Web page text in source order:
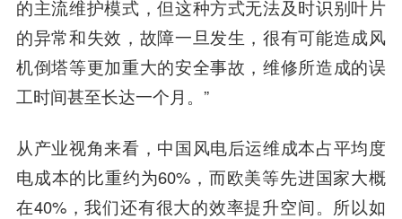
的主流维护模式，但这种方式无法及时识别叶片
的异常和失效，故障一旦发生，很有可能造成风
机倒塔等更加重大的安全事故，维修所造成的误
工时间甚至长达一个月。”
从产业视角来看， 中国风电后运维成本占平均度
电成本的比重约为60%，而欧美等先进国家大概
在40%，我们还有很大的效率提升空间。所以如